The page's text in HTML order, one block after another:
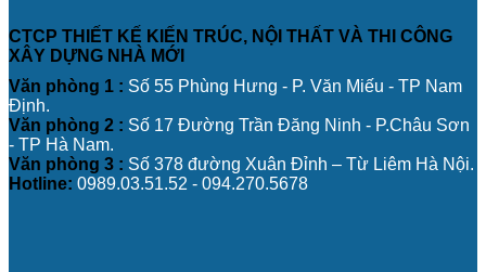
CTCP THIẾT KẾ KIẾN TRÚC, NỘI THẤT VÀ THI CÔNG
XÂY DỰNG NHÀ MỚI
Văn phòng 1 : Số 55 Phùng Hưng - P. Văn Miếu - TP Nam
Định.
Văn phòng 2 : Số 17 Đường Trần Đăng Ninh - P.Châu Sơn
- TP Hà Nam.
Văn phòng 3 : Số 378 đường Xuân Đỉnh – Từ Liêm Hà Nội.
Hotline: 0989.03.51.52 - 094.270.5678